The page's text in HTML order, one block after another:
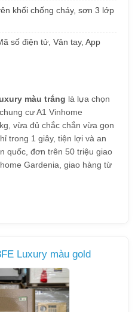
khối chống cháy, sơn 3 lớp
số điện tử, Vân tay, App
màu trắng là lựa chọn
cư A1 Vinhome
vừa đủ chắc chắn vừa gọn
trong 1 giây, tiện lợi và an
quốc, đơn trên 50 triệu giao
Gardenia, giao hàng từ
Luxury màu gold